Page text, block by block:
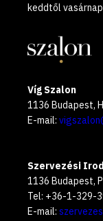
keddtől
Víg Szalon
1136 Budapest,
E-mail:
Szervezési
1136 Budapest,
Tel: +36-1-329-
E-mail: